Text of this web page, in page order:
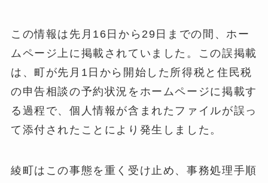
この情報は先月16日から29日までの間、ホー
ムページ上に掲載されていました。この誤掲載
は、町が先月1日から開始した所得税と住民税
の申告相談の予約状況をホームページに掲載す
る過程で、個人情報が含まれたファイルが誤っ
て添付されたことにより発生しました。
綾町はこの事態を重く受け止め、事務処理手順